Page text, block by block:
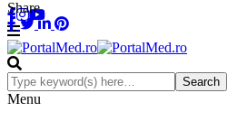
Menu
Share